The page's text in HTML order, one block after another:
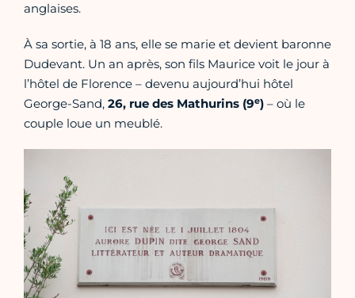
anglaises.
À sa sortie, à 18 ans, elle se marie et devient baronne
Dudevant. Un an après, son fils Maurice voit le jour à
l’hôtel de Florence – devenu aujourd’hui hôtel
George-Sand, 26, rue des Mathurins (9e) – où le
couple loue un meublé.